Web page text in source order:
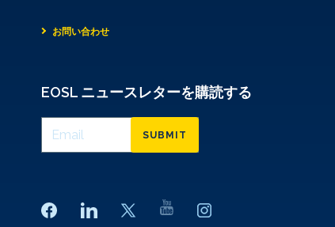
お問い合わせ
EOSL ニュースレターを購読する
SUBMIT